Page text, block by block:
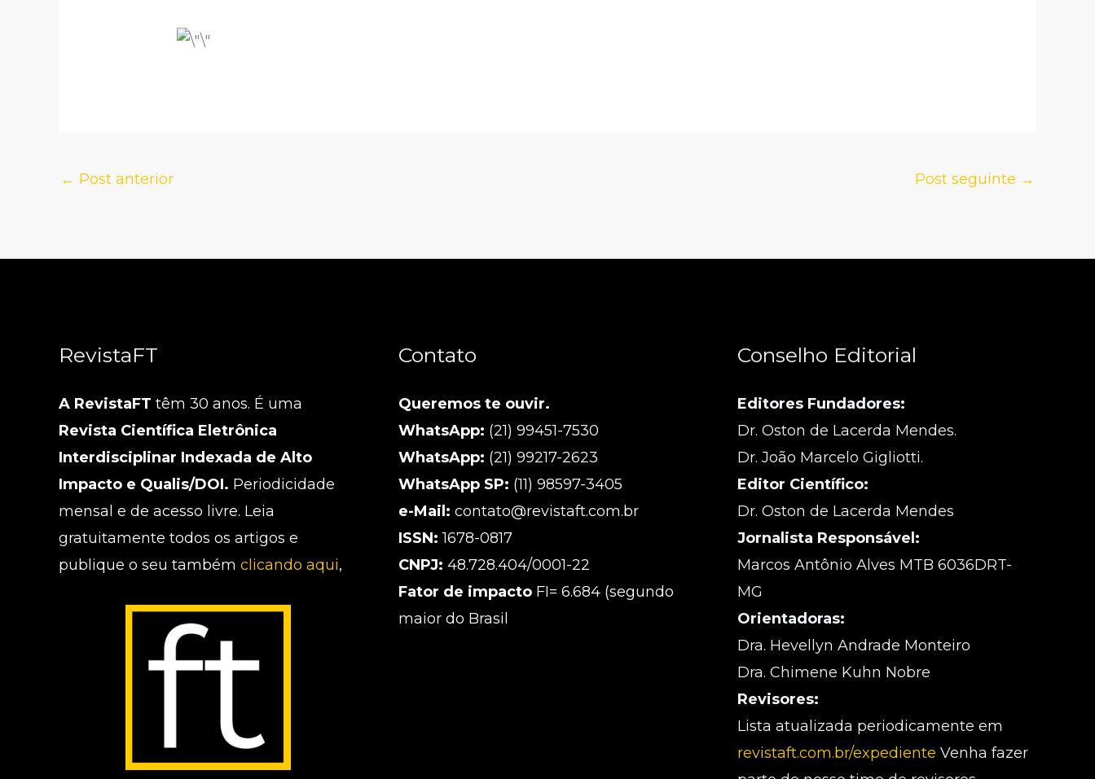
← Post anterior Post seguinte →
RevistaFT
A RevistaFT têm 30 anos. É uma
Revista Científica Eletrônica
Interdisciplinar Indexada de Alto
Impacto e Qualis/DOI. Periodicidade
mensal e de acesso livre. Leia
gratuitamente todos os artigos e
publique o seu também clicando aqui,
Contato
Queremos te ouvir.
WhatsApp: (21) 99451-7530
WhatsApp: (21) 99217-2623
WhatsApp SP: (11) 98597-3405
e-Mail: contato@revistaft.com.br
ISSN:1678-0817
CNPJ: 48.728.404/0001-22
Fator de impacto FI= 6.684 (segundo
maior do Brasil
Conselho Editorial
Editores Fundadores:
Dr. Oston de Lacerda Mendes.
Dr. João Marcelo Gigliotti.
Editor Científico:
Dr. Oston de Lacerda Mendes
Jornalista Responsável:
Marcos Antônio Alves MTB 6036DRT-
MG
Orientadoras:
Dra. Hevellyn Andrade Monteiro
Dra. Chimene Kuhn Nobre
Revisores:
Lista atualizada periodicamente em
revistaft.com.br/expedienteVenha fazer